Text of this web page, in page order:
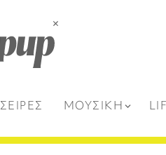
ΣΕΙΡΕΣ ΜΟΥΣΙΚΗ